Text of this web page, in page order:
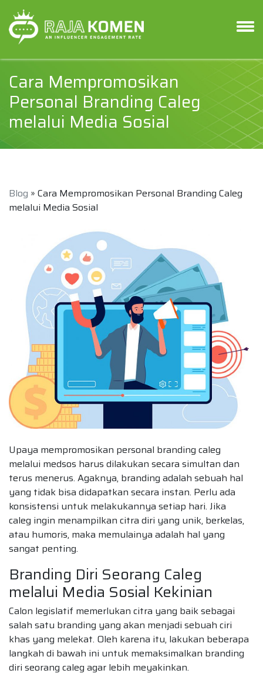
Cara Mempromosikan
Personal Branding Caleg
melalui Media Sosial
Blog » Cara Mempromosikan Personal Branding Caleg
melalui Media Sosial
Upaya mempromosikan personal branding caleg
melalui medsos harus dilakukan secara simultan dan
terus menerus. Agaknya, branding adalah sebuah hal
yang tidak bisa didapatkan secara instan. Perlu ada
konsistensi untuk melakukannya setiap hari. Jika
caleg ingin menampilkan citra diri yang unik, berkelas,
atau humoris, maka memulainya adalah hal yang
sangat penting.
Branding Diri Seorang Caleg
melalui Media Sosial Kekinian
Calon legislatif memerlukan citra yang baik sebagai
salah satu branding yang akan menjadi sebuah ciri
khas yang melekat. Oleh karena itu, lakukan beberapa
langkah di bawah ini untuk memaksimalkan branding
diri seorang caleg agar lebih meyakinkan.